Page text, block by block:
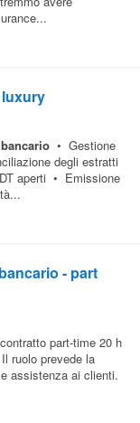
bancario • Gestione
degli estratti
aperti • Emissione
- part
part-time 20 h
ruolo prevede la
assistenza ai clienti.